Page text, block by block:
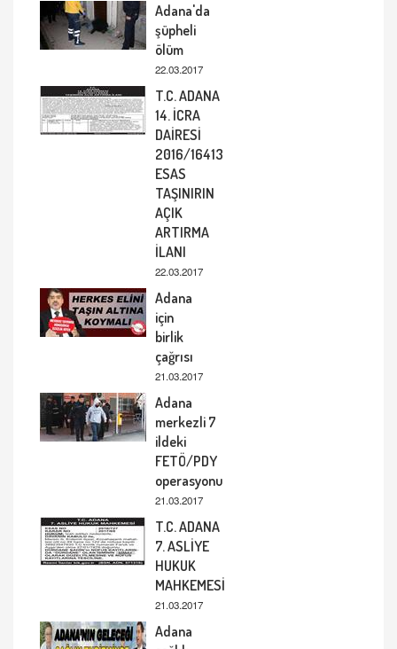
Adana'da
şüpheli
ölüm
22.03.2017
T.C. ADANA
14. İCRA
DAİRESİ
2016/16413
ESAS
TAŞINIRIN
AÇIK
ARTIRMA
İLANI
22.03.2017
Adana
için
birlik
çağrısı
21.03.2017
Adana
merkezli 7
ildeki
FETÖ/PDY
operasyonu
21.03.2017
T.C. ADANA
7. ASLİYE
HUKUK
MAHKEMESİ
21.03.2017
Adana